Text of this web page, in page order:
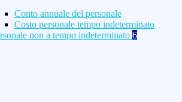
Conto annuale del personale
Costo personale tempo indeterminato
non a tempo indeterminato 6